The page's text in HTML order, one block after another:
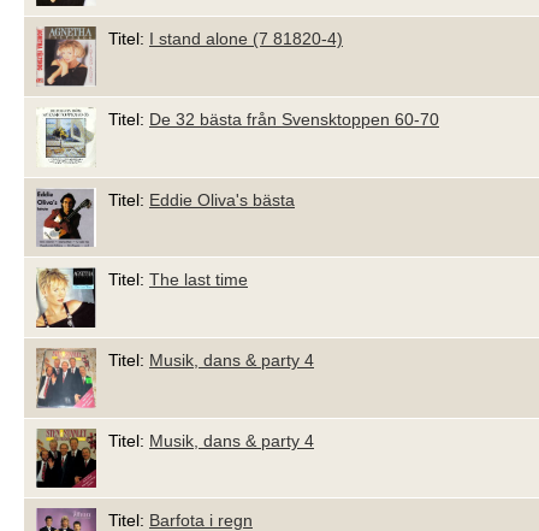
Titel: I stand alone (7 81820-4)
Titel: De 32 bästa från Svensktoppen 60-70
Titel: Eddie Oliva's bästa
Titel: The last time
Titel: Musik, dans & party 4
Titel: Musik, dans & party 4
Titel: Barfota i regn